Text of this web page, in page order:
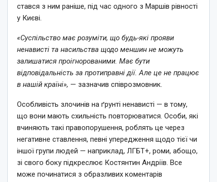
стався з ним раніше, під час одного з Маршів рівності
у Києві.
«Суспільство має розуміти, що будь-які прояви
ненависті та насильства щодо меншин не можуть
залишатися проігнорованими. Має бути
відповідальність за протиправні дії. Але це не працює
в нашій країні», — зазначив співрозмовник.
Особливість злочинів на ґрунті ненависті — в тому,
що вони мають схильність повторюватися. Особи, які
вчиняють такі правопорушення, роблять це через
негативне ставлення, певні упередження щодо тієї чи
іншої групи людей — наприклад, ЛГБТ+, роми, абощо,
зі свого боку підкреслює Костянтин Андріїв. Все
може починатися з образливих коментарів